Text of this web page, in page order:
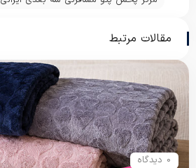
مقالات مرتبط
0 دیدگاه